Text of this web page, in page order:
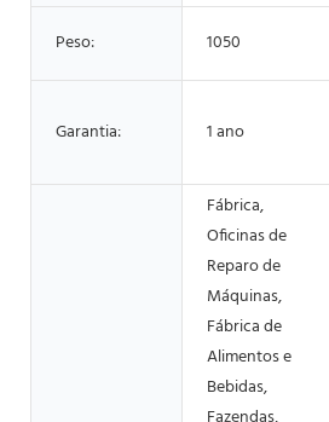
Peso: 1050
Garantia: 1 ano
Fábrica,
Oficinas de
Reparo de
Máquinas,
Fábrica de
Alimentos e
Bebidas,